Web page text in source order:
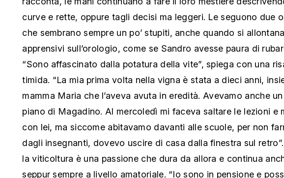
curve e rette, oppure tagli decisi ma leggeri. Le seguono due
che sembrano sempre un po’ stupiti, anche quando si
apprensivi sull’orologio, come se Sandro avesse paura di
“Sono affascinato dalla potatura della vite”, spiega con una
timida. “La mia prima volta nella vigna è stata a dieci anni,
mamma Maria che l’aveva avuta in eredità. Avevamo anche
piano di Magadino. Al mercoledì mi faceva saltare le lezioni e
con lei, ma siccome abitavamo davanti alle scuole, per non
dagli insegnanti, dovevo uscire di casa dalla finestra sul
la viticoltura è una passione che dura da allora e continua
seppur sempre a livello amatoriale. “Io sono in pensione e